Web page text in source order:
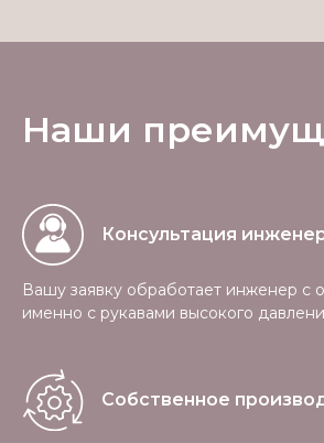
Наши
Консультация
Вашу заявку обработает инженер с
именно с рукавами высокого
Собственное